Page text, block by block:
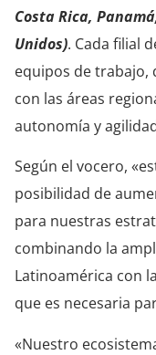
Costa Rica,
Unidos). Cada filial
equipos de trabajo,
con las áreas
autonomía y
Según el vocero,
posibilidad de
para nuestras
combinando la
Latinoamérica con
que es necesaria
«Nuestro